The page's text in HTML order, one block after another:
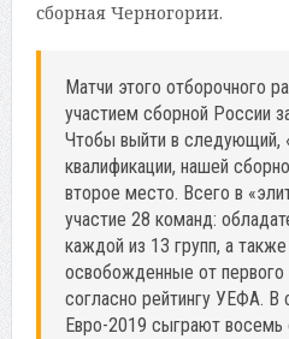
сборная Черногории.
Матчи этого отборочного
участием сборной России
Чтобы выйти в следующий,
квалификации, нашей
второе место. Всего в
участие 28 команд:
каждой из 13 групп, а
освобожденные от первого
согласно рейтингу УЕФА. В
Евро-2019 сыграют восемь